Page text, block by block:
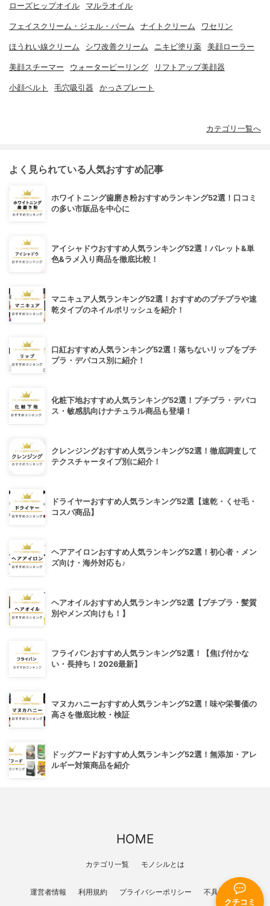
クチコミ
ローズヒップオイル マルラオイル
フェイスクリーム・ジェル・バーム ナイトクリーム ワセリン
ほうれい線クリーム シワ改善クリーム ニキビ塗り薬 美顔ローラー
美顔スチーマー ウォーターピーリング リフトアップ美顔器
小顔ベルト 毛穴吸引器 かっさプレート
カテゴリ一覧へ
よく見られている人気おすすめ記事
ホワイトニング歯磨き粉おすすめランキング52選！口コミ
の多い市販品を中心に
アイシャドウおすすめ人気ランキング52選！パレット&単
色&ラメ入り商品を徹底比較！
マニキュア人気ランキング52選！おすすめのプチプラや速
乾タイプのネイルポリッシュを紹介！
口紅おすすめ人気ランキング52選！落ちないリップをプチ
プラ・デパコス別に紹介！
化粧下地おすすめ人気ランキング52選！プチプラ・デパコ
ス・敏感肌向けナチュラル商品も登場！
クレンジングおすすめ人気ランキング52選！徹底調査して
テクスチャータイプ別に紹介！
ドライヤーおすすめ人気ランキング52選【速乾・くせ毛・
コスパ商品】
ヘアアイロンおすすめ人気ランキング52選！初心者・メン
ズ向け・海外対応も♪
ヘアオイルおすすめ人気ランキング52選【プチプラ・髪質
別やメンズ向けも！】
フライパンおすすめ人気ランキング52選！【焦げ付かな
い・長持ち！2026最新】
マヌカハニーおすすめ人気ランキング52選！味や栄養価の
高さを徹底比較・検証
ドッグフードおすすめ人気ランキング52選！無添加・アレ
ルギー対策商品を紹介
HOME
カテゴリ一覧 モノシルとは
運営者情報 利用規約 プライバシーポリシー 不具合報告